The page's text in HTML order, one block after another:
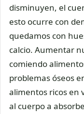
disminuyen, el
esto ocurre con
quedamos con
calcio. Aumentar
comiendo
problemas óseos
alimentos ricos en
al cuerpo a